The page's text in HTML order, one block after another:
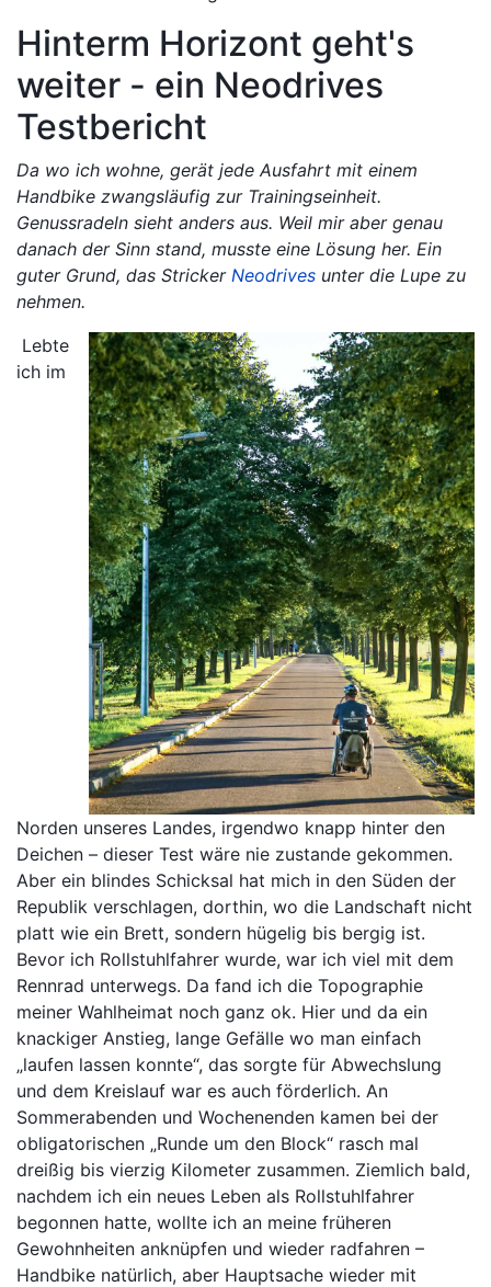
Hinterm Horizont geht's
weiter - ein Neodrives
Testbericht
Da wo ich wohne, gerät jede Ausfahrt mit einem
Handbike zwangsläufig zur Trainingseinheit.
Genussradeln sieht anders aus. Weil mir aber genau
danach der Sinn stand, musste eine Lösung her. Ein
guter Grund, das Stricker Neodrives unter die Lupe zu
nehmen.
Lebte
ich im
Norden unseres Landes, irgendwo knapp hinter den
Deichen – dieser Test wäre nie zustande gekommen.
Aber ein blindes Schicksal hat mich in den Süden der
Republik verschlagen, dorthin, wo die Landschaft nicht
platt wie ein Brett, sondern hügelig bis bergig ist.
Bevor ich Rollstuhlfahrer wurde, war ich viel mit dem
Rennrad unterwegs. Da fand ich die Topographie
meiner Wahlheimat noch ganz ok. Hier und da ein
knackiger Anstieg, lange Gefälle wo man einfach
„laufen lassen konnte“, das sorgte für Abwechslung
und dem Kreislauf war es auch förderlich. An
Sommerabenden und Wochenenden kamen bei der
obligatorischen „Runde um den Block“ rasch mal
dreißig bis vierzig Kilometer zusammen. Ziemlich bald,
nachdem ich ein neues Leben als Rollstuhlfahrer
begonnen hatte, wollte ich an meine früheren
Gewohnheiten anknüpfen und wieder radfahren –
Handbike natürlich, aber Hauptsache wieder mit